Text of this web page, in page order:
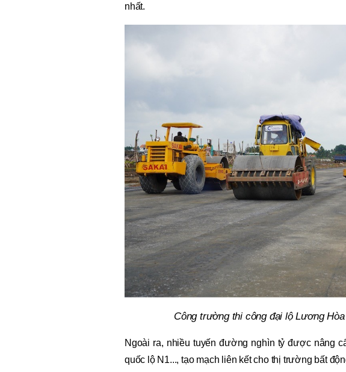
nhất.
Công trường thi công đại lộ Lương
Ngoài ra, nhiều tuyến đường nghìn tỷ được nâng
quốc lộ N1..., tạo mạch liên kết cho thị trường bất